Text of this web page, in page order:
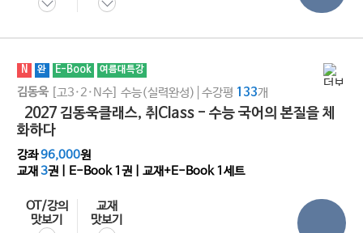
N 완 E-Book 여름대특강
김동욱 [고3·2·N수] 수능(실력완성) 수강평 133개
2027 김동욱클래스, 취Class - 수능 국어의 본질을 체
화하다
강좌96,000원
교재 3권 | E-Book1 권 | 교재+E-Book 1세트
OT/강의
맛보기
교재
맛보기